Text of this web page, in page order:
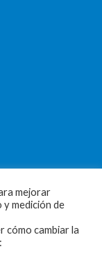
mejorar
medición de
cómo cambiar la